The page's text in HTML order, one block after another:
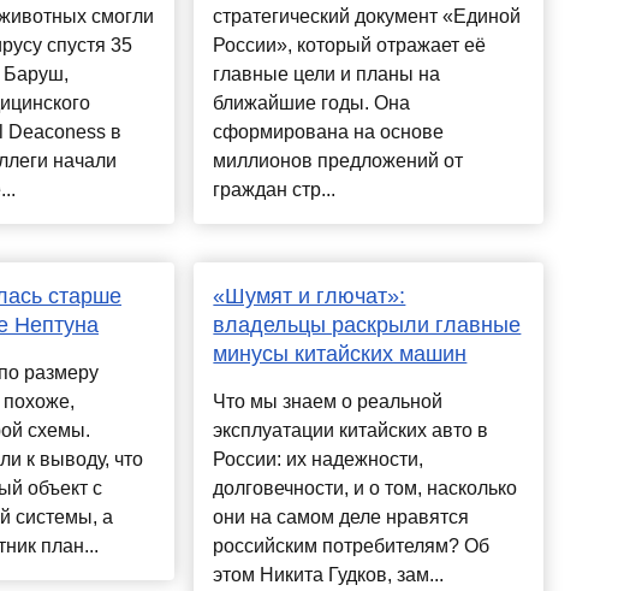
смогли
спустя 35
Баруш,
Deaconess в
начали
старше
Нептуна
размеру
похоже,
схемы.
к выводу, что
объект с
системы, а
план...
стратегический документ «Единой
России», который отражает её
главные цели и планы на
ближайшие годы. Она
сформирована на основе
миллионов предложений от
граждан стр...
«Шумят и глючат»:
владельцы раскрыли главные
минусы китайских машин
Что мы знаем о реальной
эксплуатации китайских авто в
России: их надежности,
долговечности, и о том, насколько
они на самом деле нравятся
российским потребителям? Об
этом Никита Гудков, зам...